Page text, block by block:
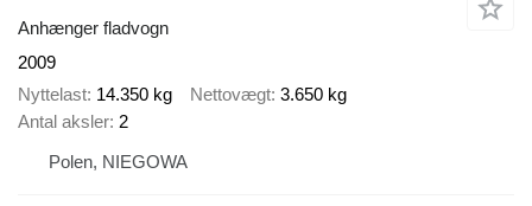
Anhænger fladvogn
2009
Nyttelast 14.350 kg Nettovægt 3.650 kg
Antal aksler 2
Polen, NIEGOWA